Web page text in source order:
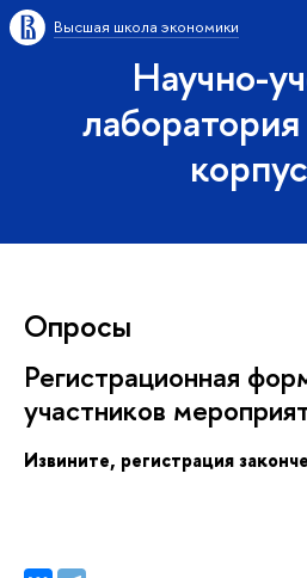
ысшая школа экономики
Научно-
Опросы
Регистрационная
участников
Извините, регистрация